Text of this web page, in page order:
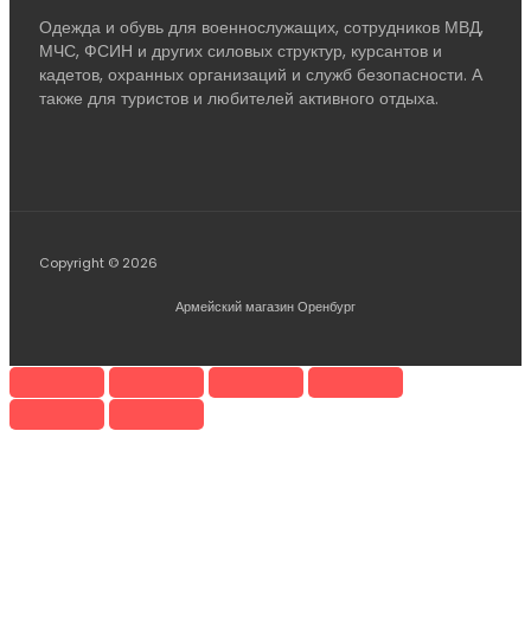
Одежда и обувь для военнослужащих, сотрудников МВД,
МЧС, ФСИН и других силовых структур, курсантов и
кадетов, охранных организаций и служб безопасности. А
также для туристов и любителей активного отдыха.
Copyright © 2026
Армейский магазин Оренбург